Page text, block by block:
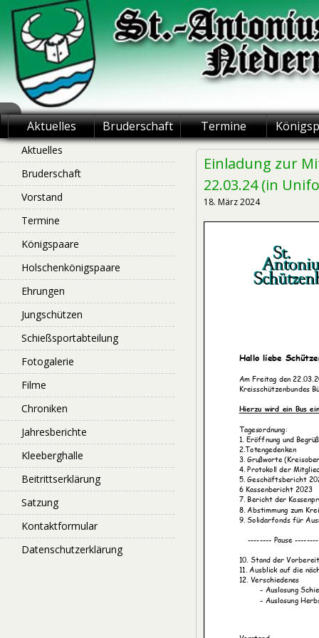
Skip
content
St.-Antonius
Schützenbruderschaft
Niederntudorf
Aktuelles Bruderschaft Termine
Einladung zur
22.03.24 (in
18. März 2024
Aktuelles
Bruderschaft
Vorstand
Termine
Königspaare
Holschenkönigspaare
Ehrungen
Jungschützen
Schießsportabteilung
Fotogalerie
Filme
Chroniken
Jahresberichte
Kleeberghalle
Beitrittserklärung
Satzung
Kontaktformular
Datenschutzerklärung